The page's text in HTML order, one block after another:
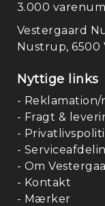
3.000
Vestergaard
Nustrup, 6500
Nyttige links
-
- Fragt &
-
-
- Om
- Kontakt
- Mærker